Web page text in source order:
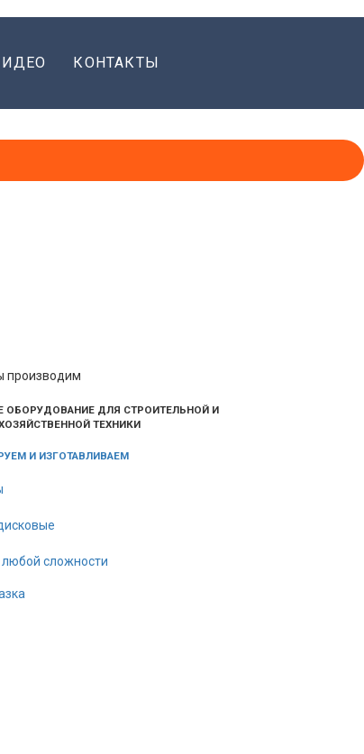
КОНТАКТЫ
ОБОРУДОВАНИЕ ДЛЯ СТРОИТЕЛЬНОЙ И
ТЕХНИКИ
И ИЗГОТАВЛИВАЕМ
сложности